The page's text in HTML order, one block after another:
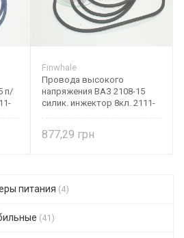
п/
Finwhale
Провода высокого
напряжения ВАЗ 2108-15
силик. инжектор 8кл. 2111-
877,29
питания (4)
(41)